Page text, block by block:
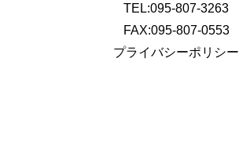
TEL:095-807-3263
FAX:095-807-0553
プライバシーポリシー